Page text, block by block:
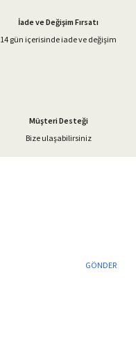
İade ve Değişim Fırsatı
14 gün içerisinde iade ve değişim
Müşteri Desteği
Bize ulaşabilirsiniz
GÖNDER